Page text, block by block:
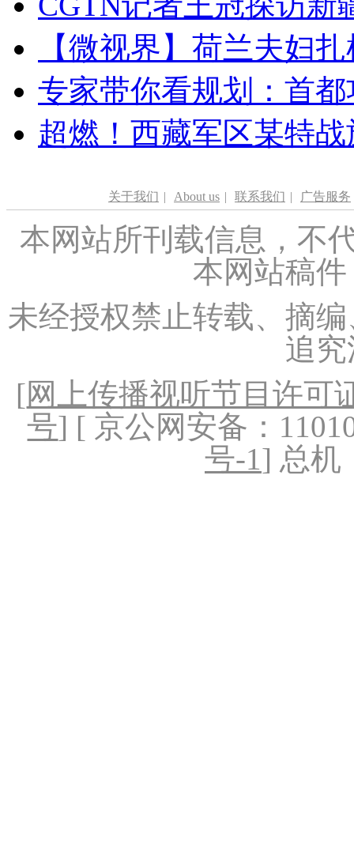
【微视界】荷兰夫妇
专家带你看规划：首
超燃！西藏军区某特
关于我们 | About us | 联系我们 | 广告服务
本网站所刊载信息，不
本网站稿
未经授权禁止转载、摘
追
[网上传播视听节目许可
号] [ 京公网安备：
号-1] 总机